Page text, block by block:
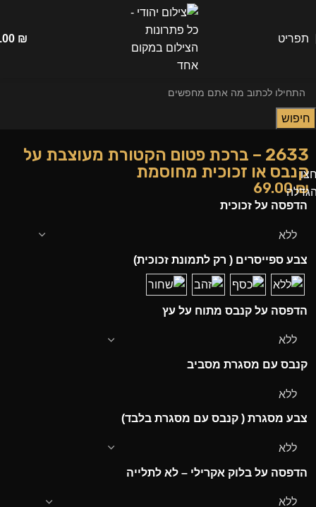
תפריט ₪
חיפוש
2633 – ברכת פטום הקטורת מעוצבת על
קנבס או זכוכית מחוסמת
69.00₪
הדפסה על זכוכית
צבע ספייסרים ( רק לתמונת זכוכית)
הדפסה על קנבס מתוח על עץ
קנבס עם מסגרת מסביב
צבע מסגרת ( קנבס עם מסגרת בלבד)
הדפסה על בלוק אקרילי – לא לתלייה